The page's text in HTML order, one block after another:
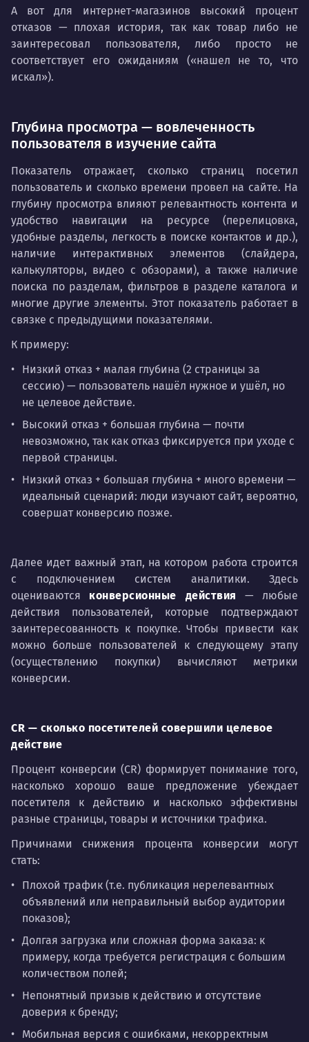
А вот для интернет-магазинов высокий процент
отказов — плохая история, так как товар либо не
заинтересовал пользователя, либо просто не
соответствует его ожиданиям («нашел не то, что
искал»).
Глубина просмотра — вовлеченность
пользователя в изучение сайта
Показатель отражает, сколько страниц посетил
пользователь и сколько времени провел на сайте. На
глубину просмотра влияют релевантность контента и
удобство навигации на ресурсе (перелицовка,
удобные разделы, легкость в поиске контактов и др.),
наличие интерактивных элементов (слайдера,
калькуляторы, видео с обзорами), а также наличие
поиска по разделам, фильтров в разделе каталога и
многие другие элементы. Этот показатель работает в
связке с предыдущими показателями.
К примеру:
Низкий отказ + малая глубина (2 страницы за
сессию) — пользователь нашёл нужное и ушёл, но
не целевое действие.
Высокий отказ + большая глубина — почти
невозможно, так как отказ фиксируется при уходе с
первой страницы.
Низкий отказ + большая глубина + много времени —
идеальный сценарий: люди изучают сайт, вероятно,
совершат конверсию позже.
Далее идет важный этап, на котором работа строится
с подключением систем аналитики. Здесь
оцениваются конверсионные действия — любые
действия пользователей, которые подтверждают
заинтересованность к покупке. Чтобы привести как
можно больше пользователей к следующему этапу
(осуществлению покупки) вычисляют метрики
конверсии.
CR — сколько посетителей совершили целевое
действие
Процент конверсии (CR) формирует понимание того,
насколько хорошо ваше предложение убеждает
посетителя к действию и насколько эффективны
разные страницы, товары и источники трафика.
Причинами снижения процента конверсии могут
стать:
Плохой трафик (т.е. публикация нерелевантных
объявлений или неправильный выбор аудитории
показов);
Долгая загрузка или сложная форма заказа: к
примеру, когда требуется регистрация с большим
количеством полей;
Непонятный призыв к действию и отсутствие
доверия к бренду;
Мобильная версия с ошибками, некорректным